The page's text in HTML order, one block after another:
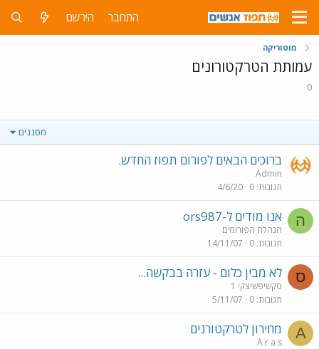
התחבר הירשם
מוטוריקה
עמותת הטרקטורונים
0
מסננים
ברוכים הבאים לפורום תפוז החדש.
Admin
תגובות 0
4/6/20
ה אנו מודים ל-ors987
הנהלת הפורומים
תגובות 0
14/11/07
ס לא מבין כלום - עזרה בבקשה...
סקשיפשיצקי 1
תגובות 0
5/11/07
A מחירון לטרקטורנים
A r a s